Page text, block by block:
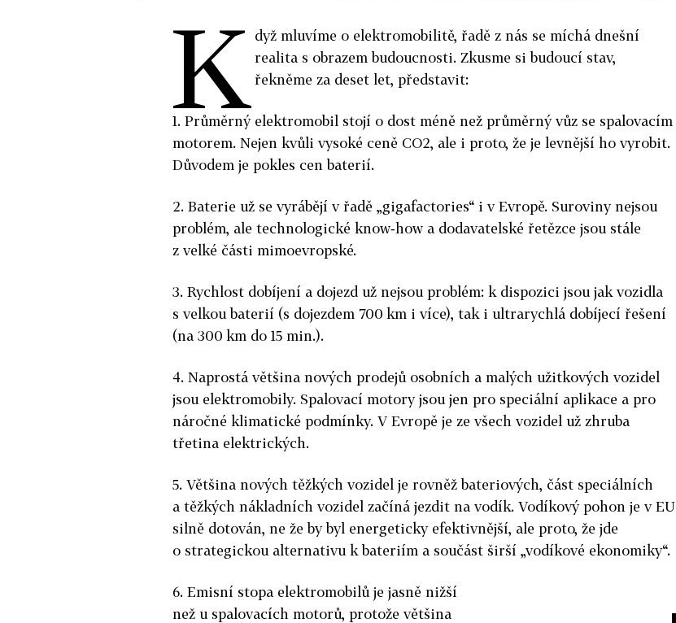
K dyž mluvíme o elektromobilitě, řadě z nás se míchá dnešní
realita s obrazem budoucnosti. Zkusme si budoucí stav,
řekněme za deset let, představit:
1. Průměrný elektromobil stojí o dost méně než průměrný vůz se spalovacím
motorem. Nejen kvůli vysoké ceně CO2, ale i proto, že je levnější ho vyrobit.
Důvodem je pokles cen baterií.
2. Baterie už se vyrábějí v řadě „gigafactories“ i v Evropě. Suroviny nejsou
problém, ale technologické know‑how a dodavatelské řetězce jsou stále
z velké části mimoevropské.
3. Rychlost dobíjení a dojezd už nejsou problém: k dispozici jsou jak vozidla
s velkou baterií (s dojezdem 700 km i více), tak i ultrarychlá dobíjecí řešení
(na 300 km do 15 min.).
4. Naprostá většina nových prodejů osobních a malých užitkových vozidel
jsou elektromobily. Spalovací motory jsou jen pro speciální aplikace a pro
náročné klimatické podmínky. V Evropě je ze všech vozidel už zhruba
třetina elektrických.
5. Většina nových těžkých vozidel je rovněž bateriových, část speciálních
a těžkých nákladních vozidel začíná jezdit na vodík. Vodíkový pohon je v EU
silně dotován, ne že by byl energeticky efektivnější, ale proto, že jde
o strategickou alternativu k bateriím a součást širší „vodíkové ekonomiky“.
6. Emisní stopa elektromobilů je jasně nižší
než u spalovacích motorů, protože většina